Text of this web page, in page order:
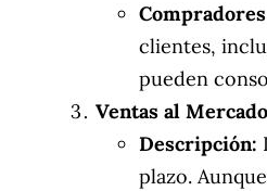
clientes,
pueden
Ventas al
Descripción:
plazo.